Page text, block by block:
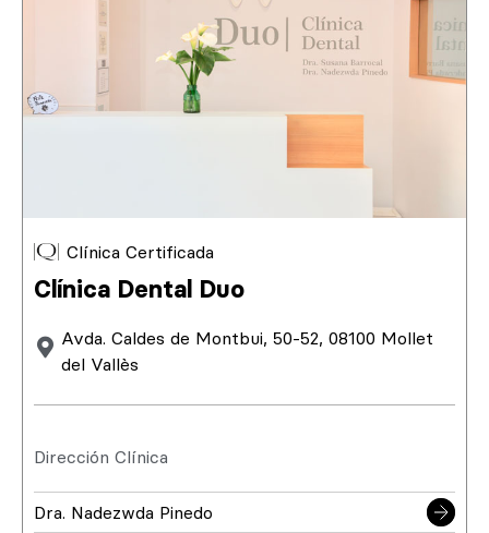
Clínica Certificada
Clínica Dental Duo
Avda. Caldes de Montbui, 50-52, 08100 Mollet
del Vallès
Dirección Clínica
Dra. Nadezwda Pinedo